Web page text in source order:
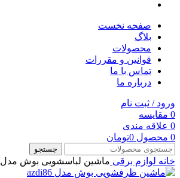
صفحه نخست
بلاگ
محصولات
قوانین و مقررات
تماس با ما
درباره ما
ورود / ثبت نام
0 مقایسه
0 علاقه مندی
0 محصول 0تومان
جستجو
خانه لوازم برقی ماشین لباسشویی بوش مدل 2560